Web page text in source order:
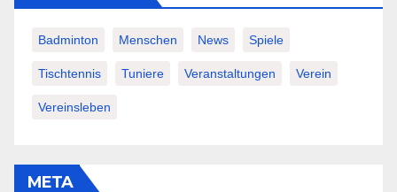
Badminton Menschen News Spiele
Tischtennis Tuniere Veranstaltungen Verein
Vereinsleben
META